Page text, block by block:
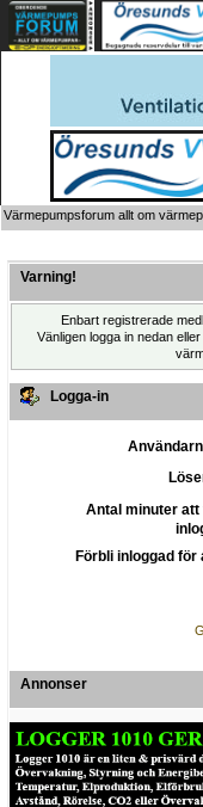
Värmepumpsforum allt om
Varning!
Enbart registrerade
Vänligen logga in nedan eller
Logga-in
Antal minuter att
Förbli inloggad för
Annonser